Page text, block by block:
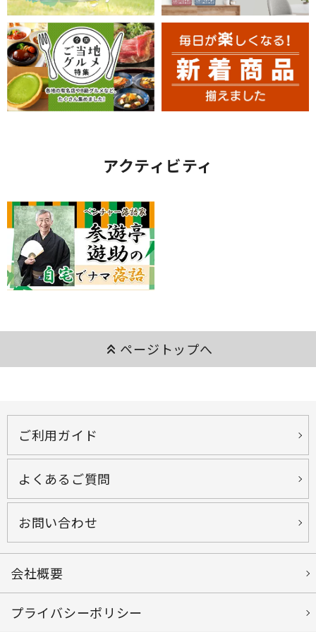
アクティビティ
keyboard_double_arrow_up ページトップへ
ご利用ガイド
よくあるご質問
お問い合わせ
会社概要
プライバシーポリシー